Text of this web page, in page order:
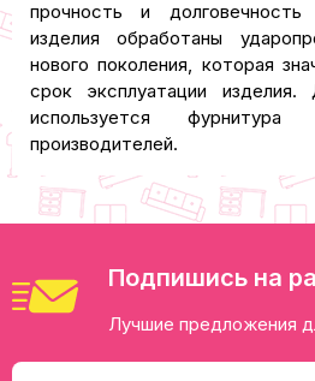
прочность и
изделия обработаны
нового поколения, которая
срок эксплуатации
используется
производителей.
Подпишись на
Лучшие предложения